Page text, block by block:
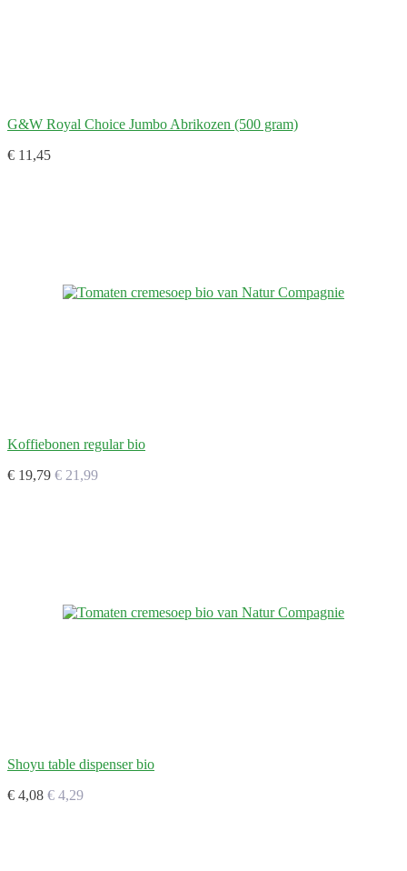
G&W Royal Choice Jumbo Abrikozen (500 gram)
€ 11,45
Koffiebonen regular bio
€ 19,79 € 21,99
Shoyu table dispenser bio
€ 4,08 € 4,29